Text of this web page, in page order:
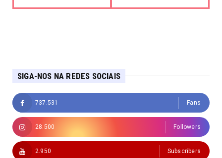
SIGA-NOS NA REDES SOCIAIS
737.531 Fans
28.500 Followers
2.950 Subscribers